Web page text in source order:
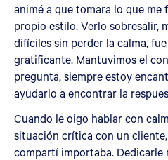
animé a que tomara lo que me
propio estilo. Verlo sobresalir,
difíciles sin perder la calma,
gratificante. Mantuvimos el
pregunta, siempre estoy
ayudarlo a encontrar la
Cuando le oigo hablar con
situación crítica con un
compartí importaba. Dedicarle